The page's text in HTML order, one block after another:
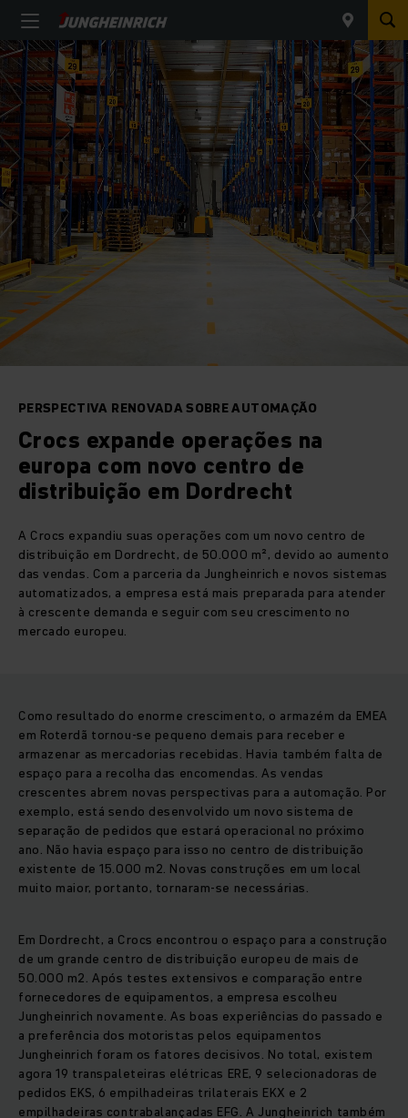
PERSPECTIVA RENOVADA SOBRE AUTOMAÇÃO
Crocs expande operações na
europa com novo centro de
distribuição em Dordrecht
A Crocs expandiu suas operações com um novo centro de
distribuição em Dordrecht, de 50.000 m², devido ao aumento
das vendas. Com a parceria da Jungheinrich e novos sistemas
automatizados, a empresa está mais preparada para atender
à crescente demanda e seguir com seu crescimento no
mercado europeu.
Como resultado do enorme crescimento, o armazém da EMEA
em Roterdã tornou-se pequeno demais para receber e
armazenar as mercadorias recebidas. Havia também falta de
espaço para a recolha das encomendas. As vendas
crescentes abrem novas perspectivas para a automação. Por
exemplo, está sendo desenvolvido um novo sistema de
separação de pedidos que estará operacional no próximo
ano. Não havia espaço para isso no centro de distribuição
existente de 15.000 m2. Novas construções em um local
muito maior, portanto, tornaram-se necessárias.
Em Dordrecht, a Crocs encontrou o espaço para a construção
de um grande centro de distribuição europeu de mais de
50.000 m2. Após testes extensivos e comparação entre
fornecedores de equipamentos, a empresa escolheu
Jungheinrich novamente. As boas experiências do passado e
a preferência dos motoristas pelos equipamentos
Jungheinrich foram os fatores decisivos. No total, existem
agora 19 transpaleteiras elétricas ERE, 9 selecionadoras de
pedidos EKS, 6 empilhadeiras trilaterais EKX e 2
empilhadeiras contrabalançadas EFG. A Jungheinrich também